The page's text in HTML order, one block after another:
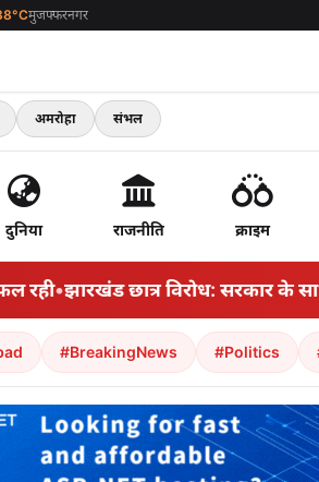
मुजफ्फरनगर
अमरोहा संभल
दुनिया राजनीति क्राइम
•झारखंड छात्र विरोध: सरकार के साथ
#BreakingNews #Politics